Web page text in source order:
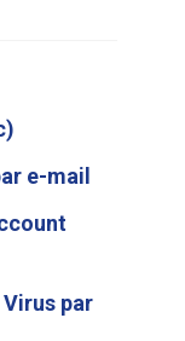
e-mail
par